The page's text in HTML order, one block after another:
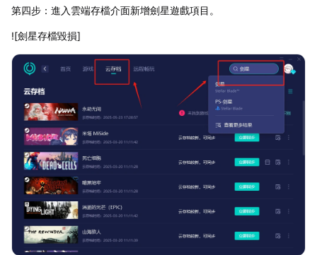
第四步：進入雲端存檔介面新增劍星遊戲項目。
![劍星存檔毀損]